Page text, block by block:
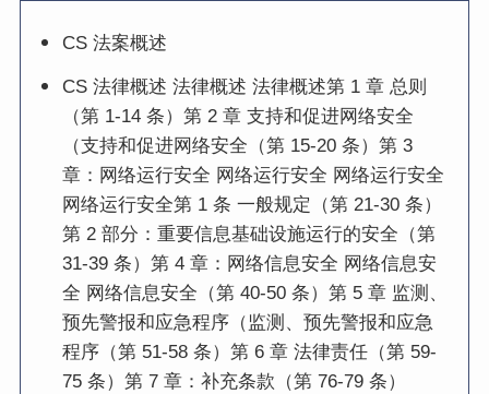
CS 法案概述
CS 法律概述 法律概述 法律概述第 1 章 总则
（第 1-14 条）第 2 章 支持和促进网络安全
（支持和促进网络安全（第 15-20 条）第 3
章：网络运行安全 网络运行安全 网络运行安全
网络运行安全第 1 条 一般规定（第 21-30 条）
第 2 部分：重要信息基础设施运行的安全（第
31-39 条）第 4 章：网络信息安全 网络信息安
全 网络信息安全（第 40-50 条）第 5 章 监测、
预先警报和应急程序（监测、预先警报和应急
程序（第 51-58 条）第 6 章 法律责任（第 59-
75 条）第 7 章：补充条款（第 76-79 条）